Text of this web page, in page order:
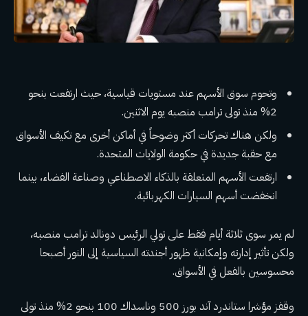
وتحوم سوق الأسهم عند مستويات قياسية، حيث ارتفعت بنحو
2% منذ تولى ترامب منصبه يوم الاثنين.
ولكن هناك تحركات أكثر وضوحاً في أماكن أخرى مع تكيف الأسواق
مع حقبة جديدة في حكومة الولايات المتحدة.
ارتفعت الأسهم المتعلقة بالذكاء الاصطناعي وصناعة الفضاء، بينما
انخفضت أسهم السيارات الكهربائية.
لم يمر سوى ثلاثة أيام فقط على تولي الرئيس دونالد ترامب منصبه،
ولكن تأثير إدارته وإمكانية ظهور أجندته السياسية إلى النور أصبحا
محسوسين بالفعل في الأسواق.
وقفز مؤشرا ستاندرد آند بورز 500 وناسداك 100 بنحو 2% منذ تولى